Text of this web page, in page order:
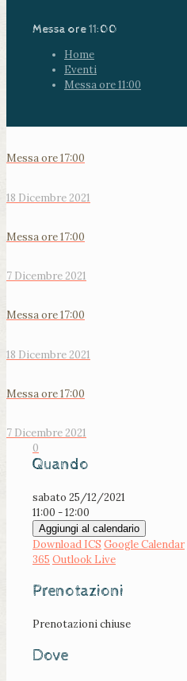
Messa ore 11:00
Home
Eventi
Messa ore 11:00
Messa ore 17:00
18 Dicembre 2021
Messa ore 17:00
7 Dicembre 2021
Messa ore 17:00
18 Dicembre 2021
Messa ore 17:00
7 Dicembre 2021
0
Quando
sabato 25/12/2021
11:00 - 12:00
Aggiungi al calendario
Download ICS Google Calendar
365 Outlook Live
Prenotazioni
Prenotazioni chiuse
Dove